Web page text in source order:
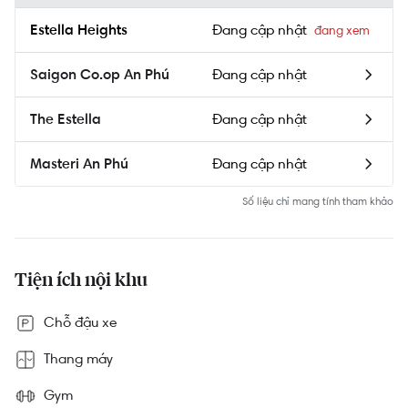
Estella Heights Đang cập nhật
Saigon Co.op An Phú Đang cập nhật
The Estella Đang cập nhật
Masteri An Phú Đang cập nhật
Số liệu chỉ mang tính tham khảo
Tiện ích nội khu
Chỗ đậu xe
Thang máy
Gym